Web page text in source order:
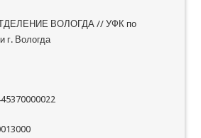
ВОЛОГДА // УФК по
г. Вологда